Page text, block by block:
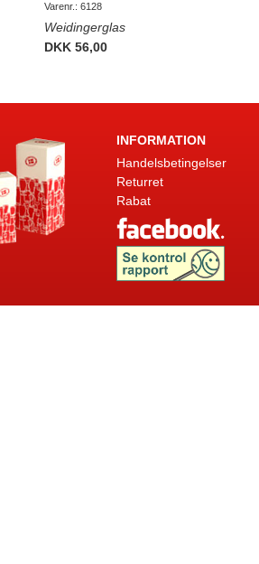
Varenr.: 6128
Weidingerglas
DKK 56,00
INFORMATION
Handelsbetingelser
Returret
Rabat